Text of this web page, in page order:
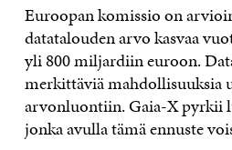
Euroopan komissio on
datatalouden arvo kasvaa
yli 800 miljardiin euroon.
merkittäviä mahdollisuuksia
arvonluontiin. Gaia-X pyrkii
jonka avulla tämä ennuste